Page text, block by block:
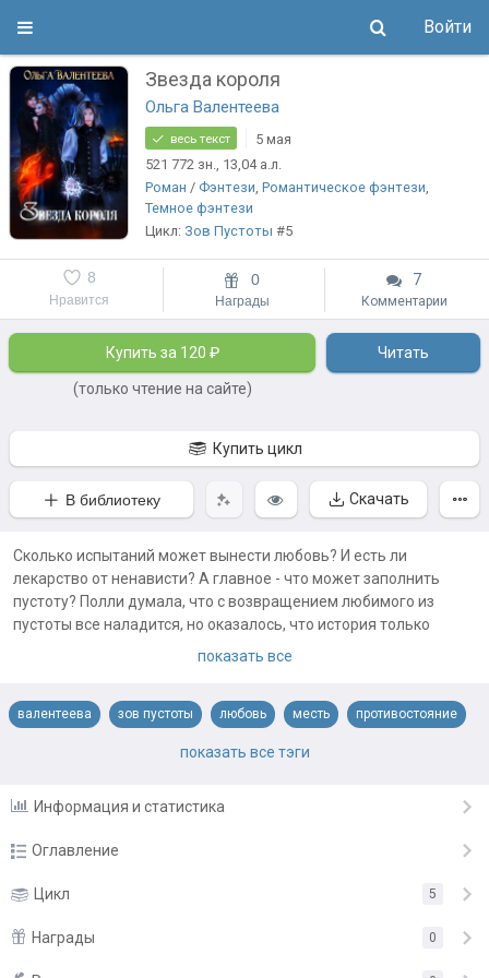
Войти
Звезда короля
Ольга Валентеева
весь текст
5 мая
521 772 зн., 13,04 а.л.
Роман /Фэнтези,Романтическое фэнтези,
Темное фэнтези
Цикл: Зов Пустоты #5
Нравится
8 0
Награды
7
Комментарии
Купить за 120 ₽
(только чтение на сайте)
Читать
Купить цикл
В библиотеку Скачать
Сколько испытаний может вынести любовь? И есть ли
лекарство от ненависти? А главное - что может заполнить
пустоту? Полли думала, что с возвращением любимого из
пустоты все наладится, но оказалось, что история только
показать все
валентеева зов пустоты любовь месть противостояние
справедливостьпоказать все тэги
Информация и статистика
Оглавление
ПРОЛОГ 5 мая
ГЛАВА 1 5 мая
Цикл 5
Награды 0